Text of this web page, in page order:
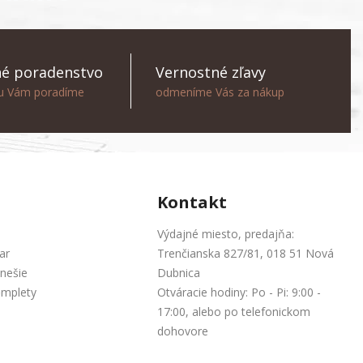
poradenstvo
Vám poradíme
Vernostné zľavy
odmeníme Vás za nákup
Kontakt
Výdajné miesto, predajňa:
Trenčianska 827/81, 018 51 Nová
Dubnica
Otváracie hodiny: Po - Pi: 9:00 -
17:00, alebo po telefonickom
dohovore